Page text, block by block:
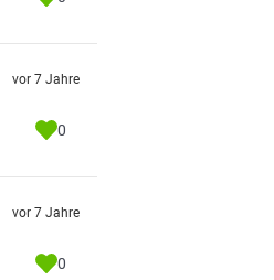
vor 7 Jahre
0
vor 7 Jahre
0